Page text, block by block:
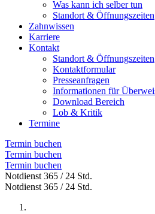
Was kann ich selber tun
Standort & Öffnungszeiten
Zahnwissen
Karriere
Kontakt
Standort & Öffnungszeiten
Kontaktformular
Presseanfragen
Informationen für
Download Bereich
Lob & Kritik
Termine
Termin buchen
Termin buchen
Termin buchen
Notdienst 365 / 24 Std.
Notdienst 365 / 24 Std.